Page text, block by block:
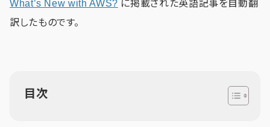
What’s New with AWS? に掲載された英語記事を自動翻
訳したものです。
目次